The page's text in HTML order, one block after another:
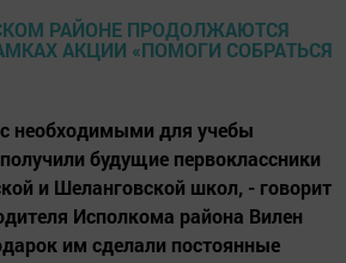
необходимыми для учебы
будущие первоклассники
и Шеланговской школ, - говорит
Исполкома района Вилен
им сделали постоянные